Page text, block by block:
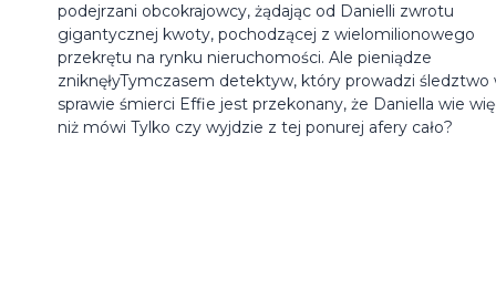
podejrzani obcokrajowcy, żądając od Danielli zwrotu
gigantycznej kwoty, pochodzącej z wielomilionowego
przekrętu na rynku nieruchomości. Ale pieniądze
zniknęłyTymczasem detektyw, który prowadzi śledztwo
sprawie śmierci Effie jest przekonany, że Daniella wie
niż mówi Tylko czy wyjdzie z tej ponurej afery cało?